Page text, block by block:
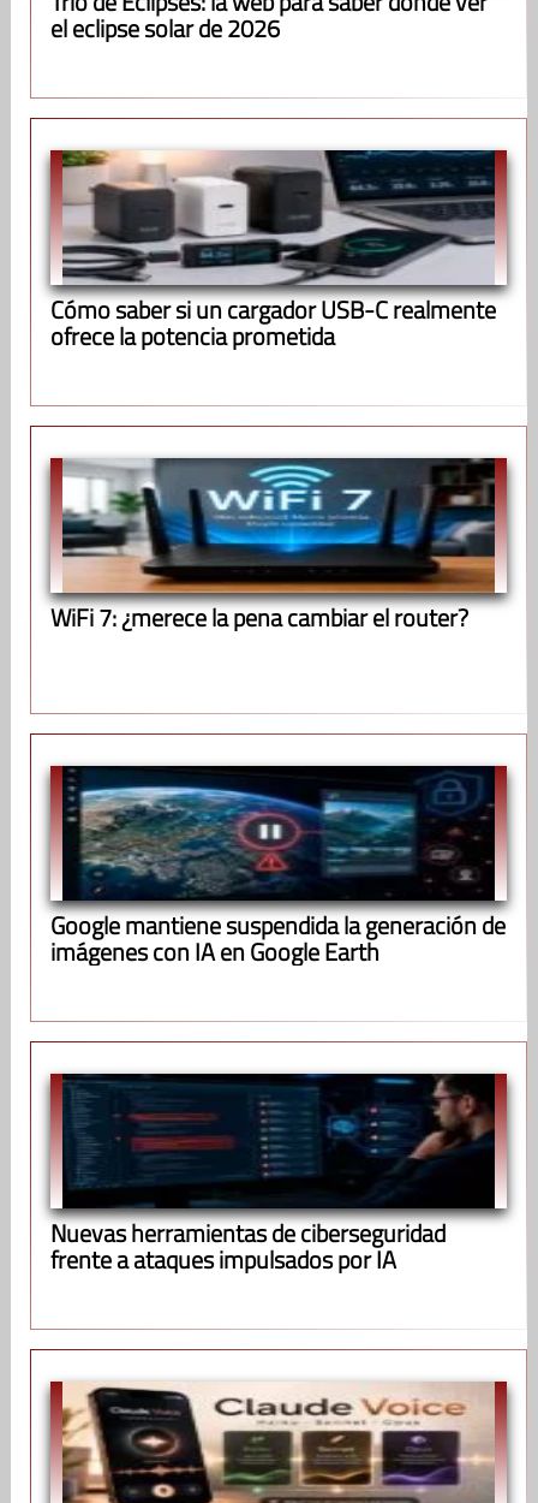
el eclipse solar de 2026
Cómo saber si un cargador USB-C realmente
ofrece la potencia prometida
WiFi 7: ¿merece la pena cambiar el router?
Google mantiene suspendida la generación de
imágenes con IA en Google Earth
Nuevas herramientas de ciberseguridad
frente a ataques impulsados por IA